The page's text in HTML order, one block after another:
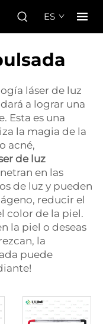
ES
láser de luz
a lograr una
Esta es una
la magia de la
acné,
de luz
en las
de luz y pueden
reducir el
color de la piel.
la piel o deseas
la
puede